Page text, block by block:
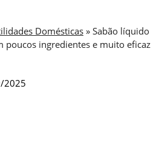
Domésticas» Sabão líquido
poucos ingredientes e muito eficaz
2025